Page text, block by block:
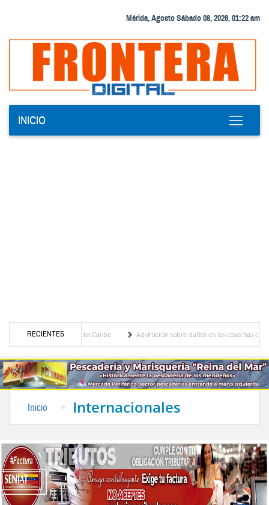
Mérida, Agosto Sábado 08, 2026, 01:22 am
INICIO
RECIENTES
y del Caribe
Advirtieron sobre daños en las cosechas de los Andes
Inicio Internacionales